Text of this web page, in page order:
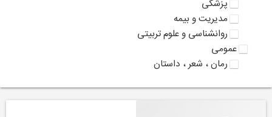
پزشکی
مدیریت و بیمه
روانشناسی و علوم تربیتی
عمومی
رمان ، شعر ، داستان